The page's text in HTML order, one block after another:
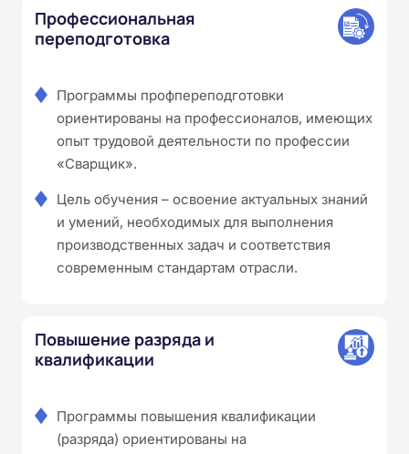
Профессиональная
переподготовка
Программы профпереподготовки
ориентированы на профессионалов, имеющих
опыт трудовой деятельности по профессии
«Сварщик».
Цель обучения – освоение актуальных знаний
и умений, необходимых для выполнения
производственных задач и соответствия
современным стандартам отрасли.
Повышение разряда и
квалификации
Программы повышения квалификации
(разряда) ориентированы на